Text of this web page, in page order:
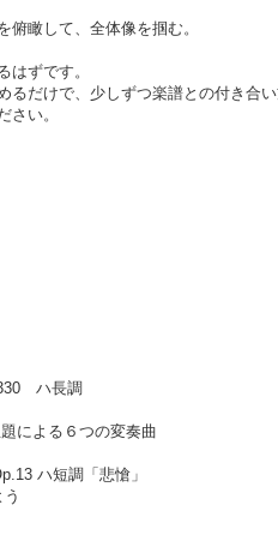
瞰して、全体像を掴む。
はずです。
だけで、少しずつ楽譜との付き合い
さい。
ハ長調
よる６つの変奏曲
ハ短調「悲愴」